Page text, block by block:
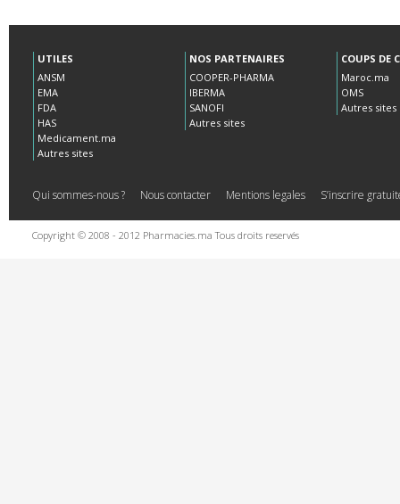
UTILES
ANSM
EMA
FDA
HAS
Medicament.ma
Autres sites
NOS PARTENAIRES
COOPER-PHARMA
IBERMA
SANOFI
Autres sites
COUPS DE
Maroc.ma
OMS
Autres sites
Qui sommes-nous ? Nous contacter Mentions legales S’inscrire
Copyright © 2008 - 2012 Pharmacies.ma Tous droits reservés